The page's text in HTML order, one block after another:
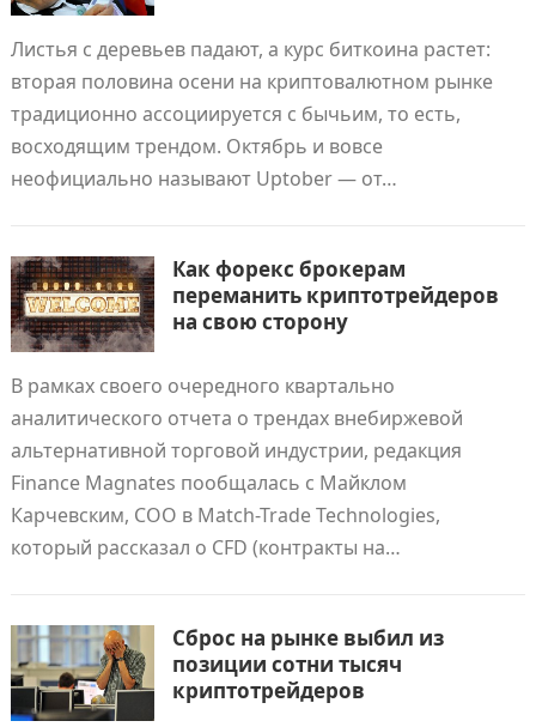
Листья с деревьев падают, а курс биткоина растет:
вторая половина осени на криптовалютном рынке
традиционно ассоциируется с бычьим, то есть,
восходящим трендом. Октябрь и вовсе
неофициально называют Uptober — от…
Как форекс брокерам
переманить криптотрейдеров
на свою сторону
В рамках своего очередного квартально
аналитического отчета о трендах внебиржевой
альтернативной торговой индустрии, редакция
Finance Magnates пообщалась с Майклом
Карчевским, COO в Match-Trade Technologies,
который рассказал о CFD (контракты на…
Сброс на рынке выбил из
позиции сотни тысяч
криптотрейдеров